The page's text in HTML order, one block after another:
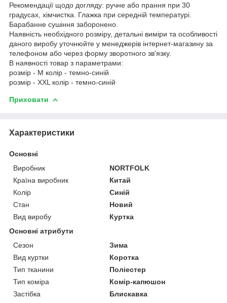
Рекомендації щодо догляду: ручне або прання при 30
градусах, хімчистка. Глажка при середній температурі.
Барабанне сушіння заборонено.
Наявність необхідного розміру, детальні виміри та особливості
даного виробу уточнюйте у менеджерів інтернет-магазину за
телефоном або через форму зворотного зв'язку.
В наявності товар з параметрами:
розмір - M колір - темно-синій
розмір - XXL колір - темно-синій
Приховати
Характеристики
Основні
Виробник
NORTFOLK
Країна виробник
Китай
Колір
Синій
Стан
Новий
Вид виробу
Куртка
Основні атрибути
Сезон
Зима
Вид куртки
Коротка
Тип тканини
Поліестер
Тип коміра
Комір-капюшон
Застібка
Блискавка